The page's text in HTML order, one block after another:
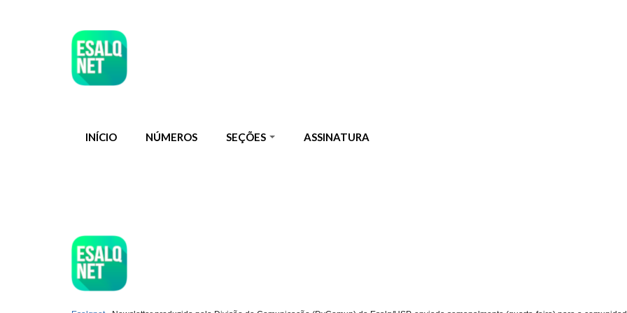
INÍCIO NÚMEROS SEÇÕES ASSINATURA
ESQLNET